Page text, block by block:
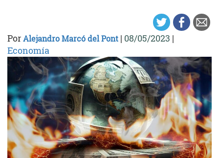
PorAlejandro Marcó del Pont | 08/05/2023 |
Economía